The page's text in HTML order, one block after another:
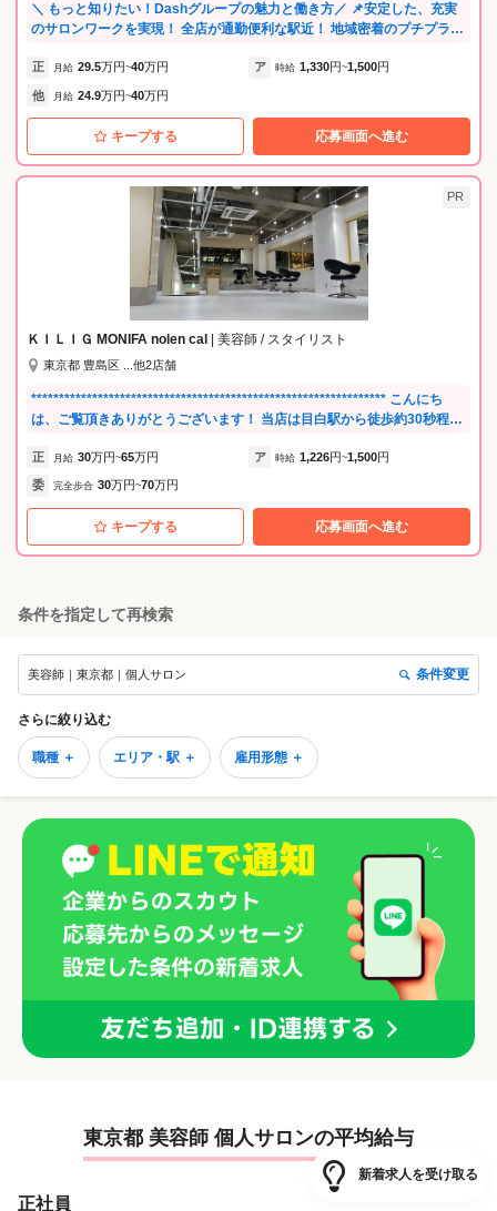
＼ もっと知りたい！Dashグループの魅力と働き方／ 📌安定した、充実
のサロンワークを実現！ 全店が通勤便利な駅近！ 地域密着のプチプラサ
気サロンに♪ ノルマなし！支持してくださる常連さんと楽しく充実した
サロンワークが叶えられます♪ 📌自由な働き方もOK！ライフスタイルを
週休3日制 ・アルバイト・パート 出勤日数や時間に決まりはありませ
ん！ 「しっかり働きたい方」も「プライベートを充実させたい方」も、
どちらも満足できる働き方が可能です！ 📣Dashスタッフのリアルな声
をご紹介🎤✨ 「大きな会社だからこそ色々な人と出会える」（アシスタ
ント社員/女性） Dashの良いところは、色々なスタイリストの技術を見
ることができるところです。 他店舗にヘルプに行く機会もあり、色々な
スタイリストと出会うことができるのは貴重な経験になると思います。
練習も週に一回、他のお店のアシスタントと楽しく練習できます。 集中
したい時は、別の日に先輩に練習を見てもらうこともできます。 早くス
タイリストになりたい方にも自分に合った方法で練習できるのがDashの
（ママさん美容師） 当時子供が小さくて、美容師の仕事は諦めていまし
たが、できる範囲でOKと働く環境を与えてくれました。 子供が熱を出
けられたのは、周りの温かいサポートがあったからです。理解をしてく
れる環境だからこそパート勤務のスタッフも多いです💗 「いらない」と
言われるまで働きたい（マネージャー/男性） アシスタント→スタイリス
ト→店長を経て、エリアマネージャーをやらせてもらっています。スタ
ッフが働きやすい環境を常に考えサポートしたいと思っています。上の
立場になったことで自分自身成長させてもらっています！ 性格も積極的
になり、いい方向でチェンジしていると思います！お客様との思い出も
たくさんできました✨ 大事なイベントに密に関われることは、Dashで美
正 月給 29.5万円 ~40万円 ア 時給 1,330円 ~1,500円
他 月給 24.9万円~40万円
キープする 応募画面へ進む
PR
ＫＩＬＩＧ MONIFA nolen cal | 美容師 / スタイリスト
東京都 豊島区 ...他2店舗
**************************************************************** こんにち
は、ご覧頂きありがとうございます！ 当店は目白駅から徒歩約30秒程度
える、そんなお店づくりを目指しています。 *****************************
************************************* 常に意識しているのはスタッフになる
がかかると仕事が充実しないし、仕事が充実するとプライベートも充実
は是非ご応募下さい。 *****************************************************
正 月給 30万円~65万円 ア 時給 1,226円~1,500円
委 完全歩合 30万円 ~70万円
キープする 応募画面へ進む
条件を指定して再検索
美容師｜東京都｜個人サロン 条件変更
さらに絞り込む
職種 ＋ エリア・駅 ＋ 雇用形態 ＋
東京都 美容師 個人サロンの平均給与
正社員
新着求人を受け取る